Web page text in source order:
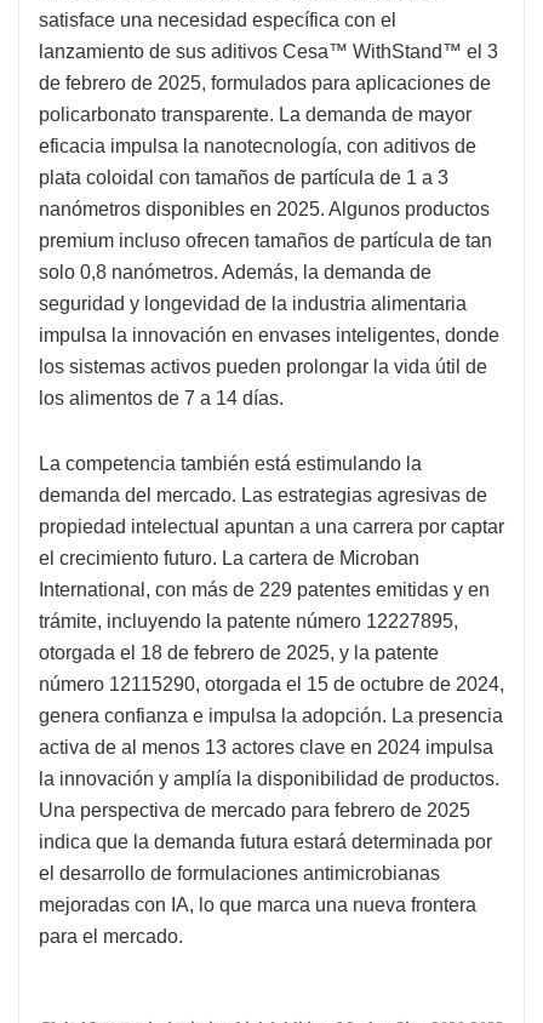
satisface una necesidad específica con el
lanzamiento de sus aditivos Cesa™ WithStand™ el 3
de febrero de 2025, formulados para aplicaciones de
policarbonato transparente. La demanda de mayor
eficacia impulsa la nanotecnología, con aditivos de
plata coloidal con tamaños de partícula de 1 a 3
nanómetros disponibles en 2025. Algunos productos
premium incluso ofrecen tamaños de partícula de tan
solo 0,8 nanómetros. Además, la demanda de
seguridad y longevidad de la industria alimentaria
impulsa la innovación en envases inteligentes, donde
los sistemas activos pueden prolongar la vida útil de
los alimentos de 7 a 14 días.
La competencia también está estimulando la
demanda del mercado. Las estrategias agresivas de
propiedad intelectual apuntan a una carrera por captar
el crecimiento futuro. La cartera de Microban
International, con más de 229 patentes emitidas y en
trámite, incluyendo la patente número 12227895,
otorgada el 18 de febrero de 2025, y la patente
número 12115290, otorgada el 15 de octubre de 2024,
genera confianza e impulsa la adopción. La presencia
activa de al menos 13 actores clave en 2024 impulsa
la innovación y amplía la disponibilidad de productos.
Una perspectiva de mercado para febrero de 2025
indica que la demanda futura estará determinada por
el desarrollo de formulaciones antimicrobianas
mejoradas con IA, lo que marca una nueva frontera
para el mercado.